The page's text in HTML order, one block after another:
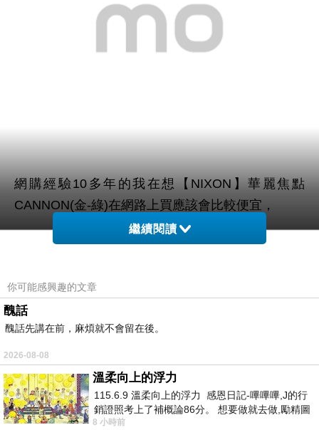
網購經驗10多年的我在想【NIXON】華麗焦點
CANNON(金-綠)在網路上買應該會比較便宜，
於是我參考了其他網友【NIXON】華麗焦點
上網找了很多【NIXON】華麗焦點 CANNON(金-
綠)評論跟比價的結果，還有哪裡買最便宜划算，發
現它真的很不錯!!
而且24小時都能買，上網慢慢挑選，不用等店家開
門也不用看店員臉色，
繼續閱讀
你可能感興趣的文章
醜話
醜話先講在前，麻煩就不會留在後。
2026-08-08
溫柔向上的浮力
115.6.9 溫柔向上的浮力 感恩日記-嗶嗶嗶,J的行
銷證照考上了補概論86分。 想要做就去做,勵精圖
治大成功,也是表法,堅持和努力
8 小時前